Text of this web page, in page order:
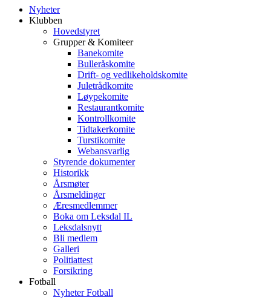
Nyheter
Klubben
Hovedstyret
Grupper & Komiteer
Banekomite
Bulleråskomite
Drift- og vedlikeholdskomite
Juletrådkomite
Løypekomite
Restaurantkomite
Kontrollkomite
Tidtakerkomite
Turstikomite
Webansvarlig
Styrende dokumenter
Historikk
Årsmøter
Årsmeldinger
Æresmedlemmer
Boka om Leksdal IL
Leksdalsnytt
Bli medlem
Galleri
Politiattest
Forsikring
Fotball
Nyheter Fotball